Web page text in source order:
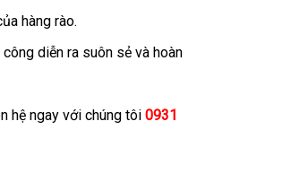
hàng rào.
diễn ra suôn sẻ và hoàn
hệ ngay với chúng tôi 0931